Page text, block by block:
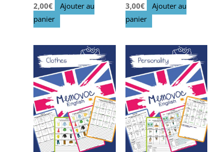
2,00€
Ajouter au
panier
3,00€
Ajouter au
panier